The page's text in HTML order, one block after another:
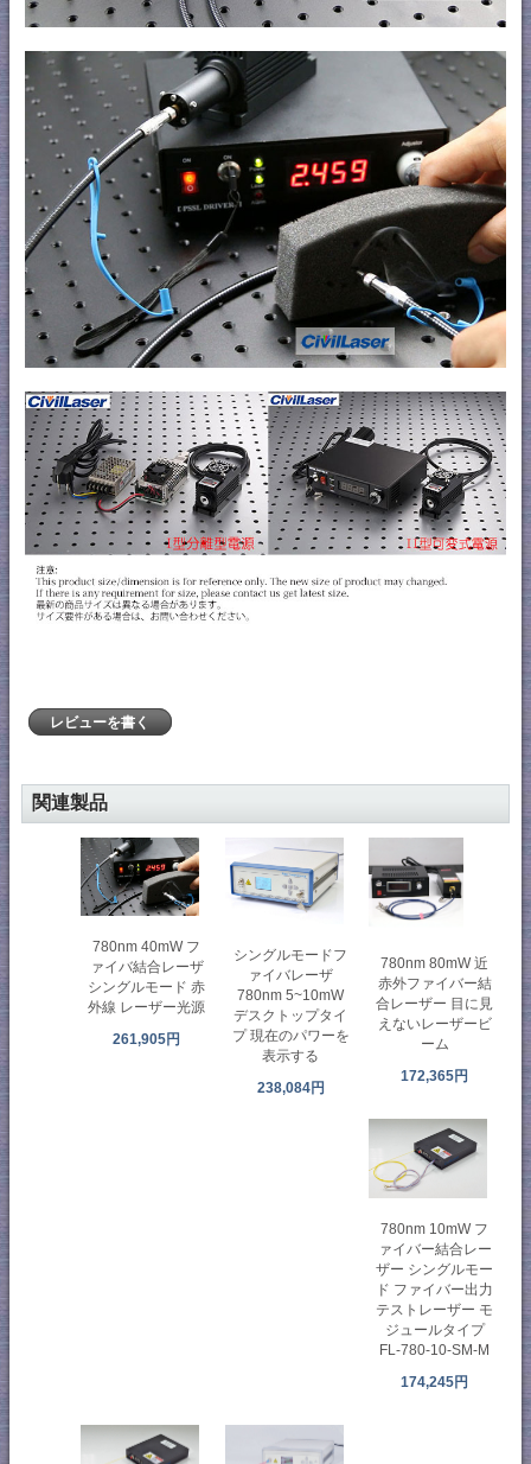
レビューを書く
関連製品
780nm 40mW フ
ァイバ結合レーザ
シングルモード 赤
外線 レーザー光源
261,905円
シングルモードフ
ァイバレーザ
780nm 5~10mW
デスクトップタイ
プ 現在のパワーを
表示する
238,084円
780nm 80mW 近
赤外ファイバー結
合レーザー 目に見
えないレーザービ
ーム
172,365円
780nm 10mW フ
ァイバー結合レー
ザー シングルモー
ド ファイバー出力
テストレーザー モ
ジュールタイプ
FL-780-10-SM-M
174,245円